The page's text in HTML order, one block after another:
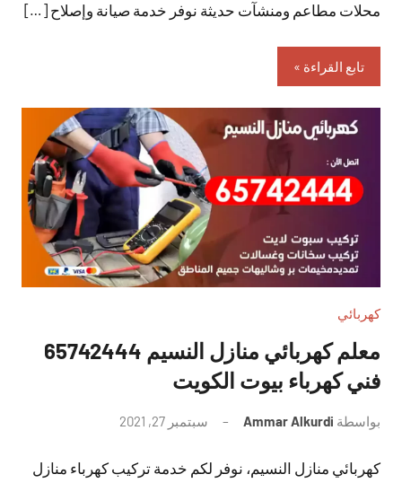
محلات مطاعم ومنشآت حديثة نوفر خدمة صيانة وإصلاح […]
تابع القراءة
كهربائي
معلم كهربائي منازل النسيم 65742444
فني كهرباء بيوت الكويت
بواسطة Ammar Alkurdi سبتمبر 27, 2021
تعليقات
كهربائي منازل النسيم، نوفر لكم خدمة تركيب كهرباء منازل